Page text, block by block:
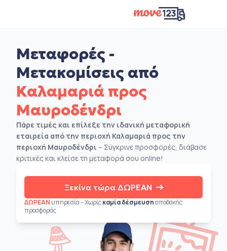
Μεταφορές -
Μετακομίσεις από
Καλαμαριά προς
Μαυροδένδρι
Πάρε τιμές και επίλεξε την ιδανική μεταφορική
εταιρεία από την περιοχή Καλαμαριά προς την
περιοχή Μαυροδένδρι – Σύγκρινε προσφορές, διάβασε
κριτικές και κλείσε τη μεταφορά σου online!
Ξεκίνα τώρα ΔΩΡΕΑΝ
ΔΩΡΕΑΝ υπηρεσία – Χωρίςκαμία δέσμευσηαποδοχής
προσφοράς